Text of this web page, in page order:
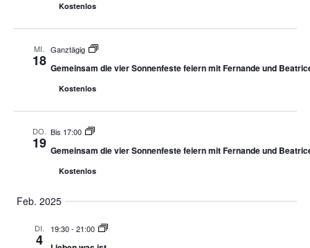
Kostenlos
MI.
18
Ganztägig
Gemeinsam die vier Sonnenfeste feiern mit Fernande und
Kostenlos
DO.
19
Bis 17:00
Gemeinsam die vier Sonnenfeste feiern mit Fernande und
Kostenlos
Feb. 2025
DI.
4
19:30- 21:00